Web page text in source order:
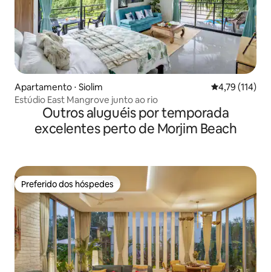
Apartamento ⋅ Siolim 4,79 de uma
4,79 (114)
Estúdio East Mangrove junto ao rio
Outros aluguéis por temporada
excelentes perto de Morjim Beach
Preferido dos hóspedes
Preferido dos hóspedes